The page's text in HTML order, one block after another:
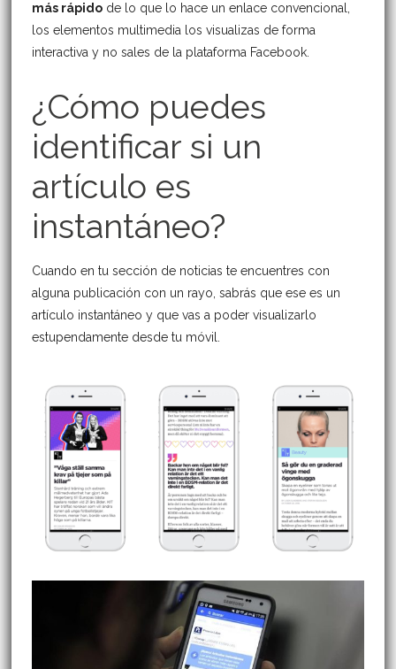
más rápidode lo que lo hace un enlace convencional,
los elementos multimedia los visualizas de forma
interactiva y no sales de la plataforma Facebook.
¿Cómo puedes
identificar si un
artículo es
instantáneo?
Cuando en tu sección de noticias te encuentres con
alguna publicación con un rayo, sabrás que ese es un
artículo instantáneo y que vas a poder visualizarlo
estupendamente desde tu móvil.